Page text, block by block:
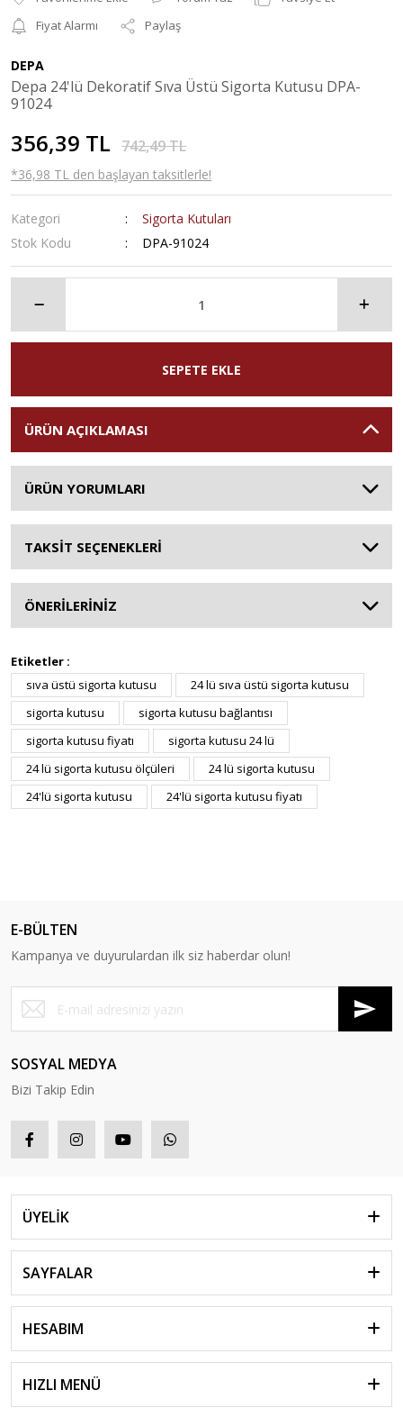
Fiyat Alarmı
Paylaş
DEPA
Depa 24'lü Dekoratif Sıva Üstü Sigorta Kutusu DPA-
91024
356,39 TL 742,49 TL
*36,98 TL den başlayan taksitlerle!
Kategori
Sigorta Kutuları
Stok Kodu
DPA-91024
SEPETE EKLE
ÜRÜN AÇIKLAMASI
ÜRÜN YORUMLARI
TAKSİT SEÇENEKLERİ
ÖNERİLERİNİZ
Etiketler :
sıva üstü sigorta kutusu
24 lü sıva üstü sigorta kutusu
sigorta kutusu
sigorta kutusu bağlantısı
sigorta kutusu fiyatı
sigorta kutusu 24 lü
24 lü sigorta kutusu ölçüleri
24 lü sigorta kutusu
24'lü sigorta kutusu
24'lü sigorta kutusu fiyatı
E-BÜLTEN
Kampanya ve duyurulardan ilk siz haberdar olun!
SOSYAL MEDYA
Bizi Takip Edin
ÜYELİK
SAYFALAR
HESABIM
HIZLI MENÜ